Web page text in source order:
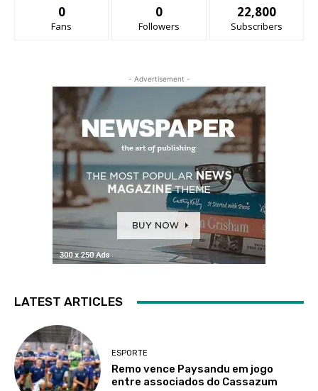
0
Fans
0
Followers
22,800
Subscribers
- Advertisement -
LATEST ARTICLES
ESPORTE
Remo vence Paysandu em jogo
entre associados do Cassazum